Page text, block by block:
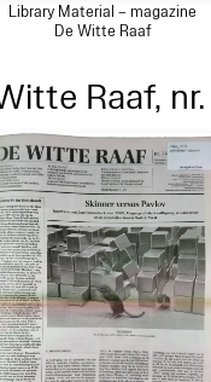
Library Material – magazine
De Witte Raaf
Raaf, nr.